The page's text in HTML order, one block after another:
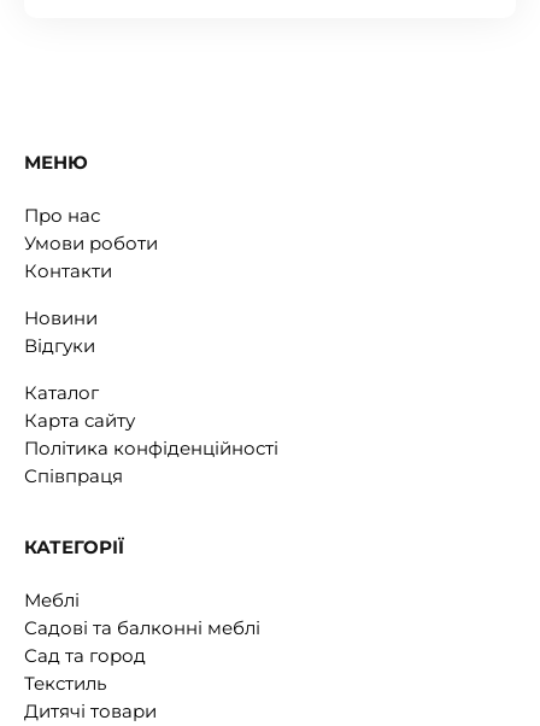
МЕНЮ
Про нас
Умови роботи
Контакти
Новини
Відгуки
Каталог
Карта сайту
Політика конфіденційності
Співпраця
КАТЕГОРІЇ
Меблі
Садові та балконні меблі
Сад та город
Текстиль
Дитячі товари